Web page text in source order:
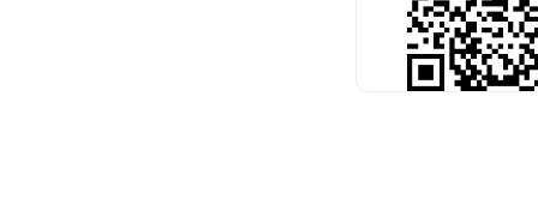
扫码关注官
预约考试